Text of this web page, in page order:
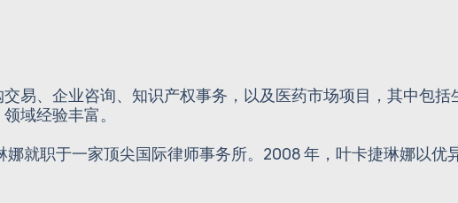
易、企业咨询、知识产权事务，以及医药市场项目，其中包
域经验丰富。
娜就职于一家顶尖国际律师事务所。2008 年，叶卡捷琳娜以优